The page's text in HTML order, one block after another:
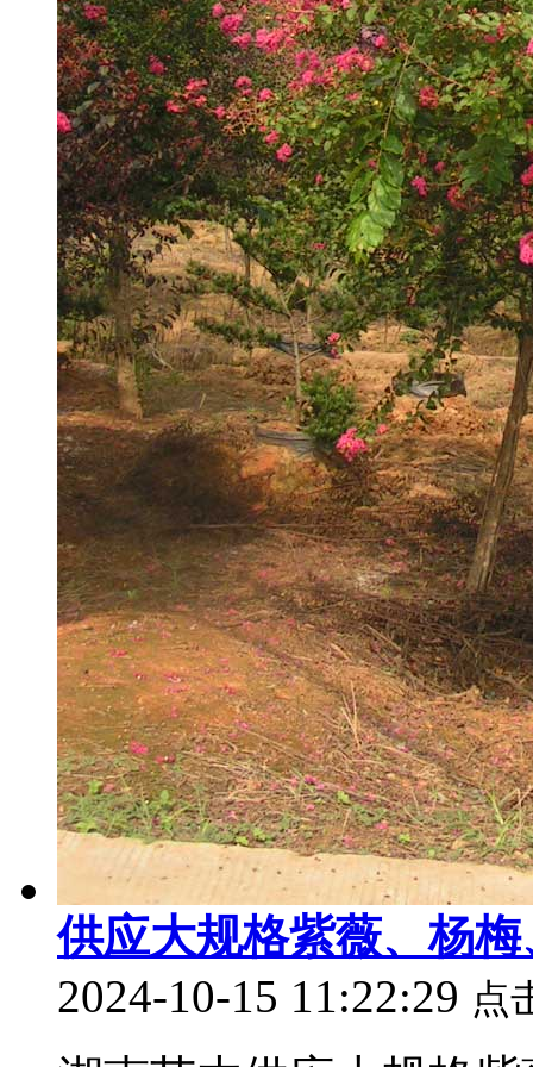
供应大规格紫薇、杨
2024-10-15 11:22:29 点